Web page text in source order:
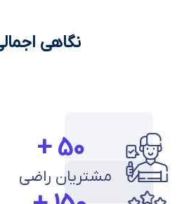
نگاهی
50
+
مشتریان راضی